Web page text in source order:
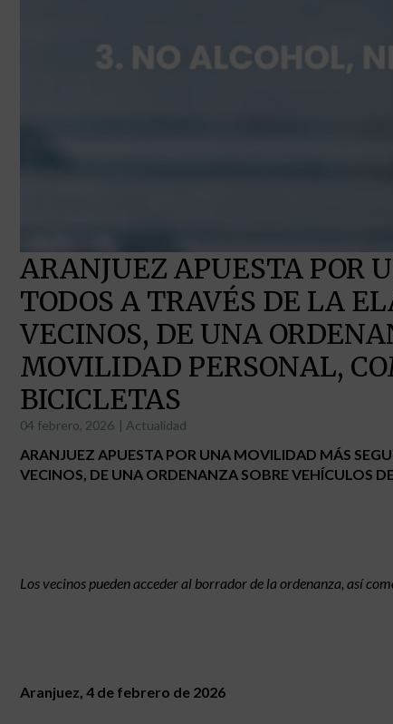
ARANJUEZ APUESTA POR
TODOS A TRAVÉS DE LA
VECINOS, DE UNA
MOVILIDAD PERSONAL,
BICICLETAS
04 febrero, 2026 | Actualidad
ARANJUEZ APUESTA POR UNA MOVILIDAD MÁS
VECINOS, DE UNA ORDENANZA SOBRE VEHÍCULOS
Los vecinos pueden acceder al borrador de la ordenanza, así
Aranjuez, 4 de febrero de 2026